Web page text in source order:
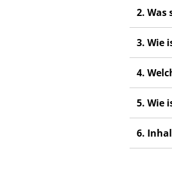
2.
3. Wie
4.
5. Wie
6.